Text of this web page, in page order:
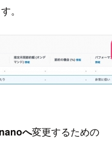
。
へ変更するための